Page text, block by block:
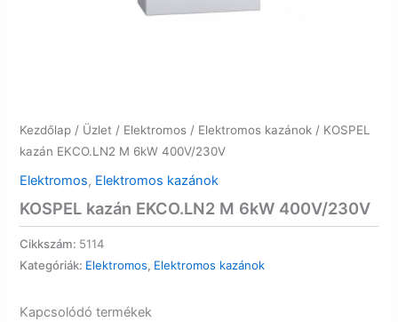
Kezdőlap / Üzlet / Elektromos / Elektromos kazánok / KOSPEL
kazán EKCO.LN2 M 6kW 400V/230V
Elektromos, Elektromos kazánok
KOSPEL kazán EKCO.LN2 M 6kW 400V/230V
Cikkszám: 5114
Kategóriák: Elektromos, Elektromos kazánok
Kapcsolódó termékek